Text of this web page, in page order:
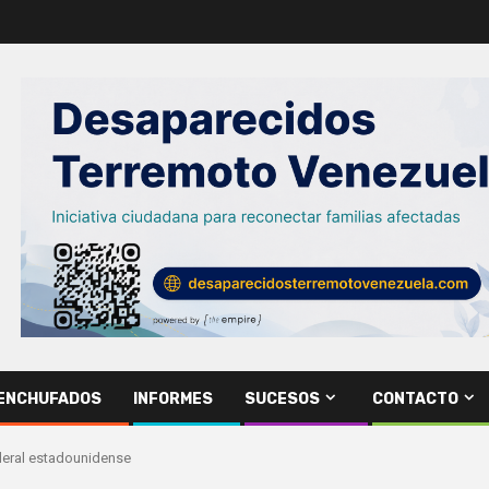
ENCHUFADOS INFORMES SUCESOS CONTACTO
estadounidense